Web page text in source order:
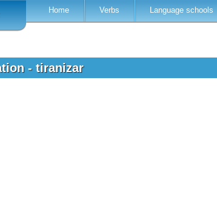
Home Verbs Language schools
- tiranizar